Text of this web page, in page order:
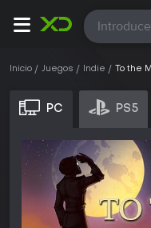
Todas
Inicio Juegos Indie To the
PC PS5